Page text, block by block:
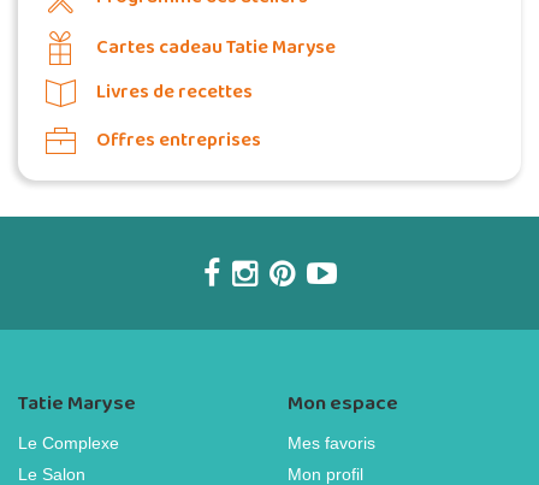
Cartes cadeau Tatie Maryse
Livres de recettes
Offres entreprises
Tatie Maryse
Le Complexe
Le Salon
Mon espace
Mes favoris
Mon profil